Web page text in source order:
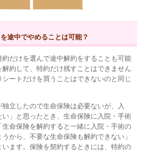
途中でやめることは可能？
だけを選んで途中解約をすることも可能
約して、特約だけ残すことはできません
シートだけを買うことはできないのと同じ
立したので生命保険は必要ないが、入
」と思ったとき、生命保険に入院・手術
命保険を解約すると一緒に入院・手術の
から、不要な生命保険も解約できない」
います。保険を契約するときには、特約の